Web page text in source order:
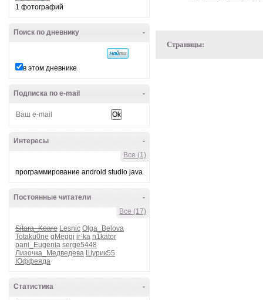
1 фотографий
-
Поиск по дневнику
в этом дневнике
-
Подписка по e-mail
-
Интересы
Все (1)
программирование android studio java
-
Постоянные читатели
Все (17)
Sitara_Koare Lesnic Olga_Belova
Totaku0ne gMeggi ir-ka n1kator
pani_Eugenia serge5448
Лизочка_Медведева Шурик55
Юффеяда
-
Статистика
Страницы: